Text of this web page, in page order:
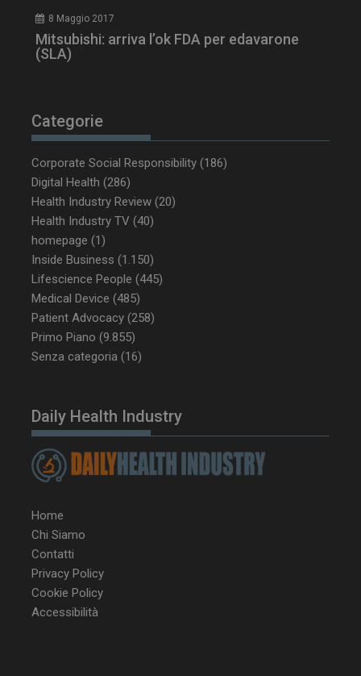
8 Maggio 2017
Mitsubishi: arriva l’ok FDA per edavarone
(SLA)
Categorie
Corporate Social Responsibility (186)
Digital Health (286)
Health Industry Review (20)
Health Industry TV (40)
homepage (1)
Inside Business (1.150)
Lifescience People (445)
Medical Device (485)
Patient Advocacy (258)
Primo Piano (9.855)
Senza categoria (16)
Daily Health Industry
Home
Chi Siamo
Contatti
Privacy Policy
Cookie Policy
Accessibilità
PHPSESSID
PHP.net
tracking-sites-
ironfish-session-id
ARRAffinity